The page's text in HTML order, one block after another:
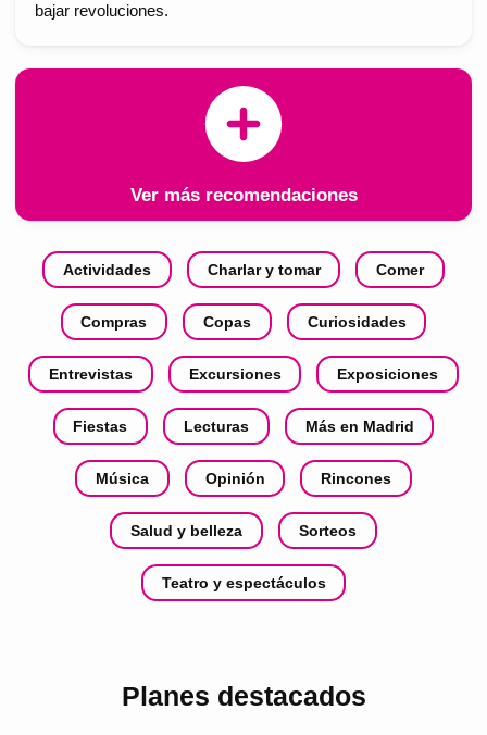
bajar revoluciones.
Ver más recomendaciones
Actividades Charlar y tomar Comer
Compras Copas Curiosidades
Entrevistas Excursiones Exposiciones
Fiestas Lecturas Más en Madrid
Música Opinión Rincones
Salud y belleza Sorteos
Teatro y espectáculos
Planes destacados